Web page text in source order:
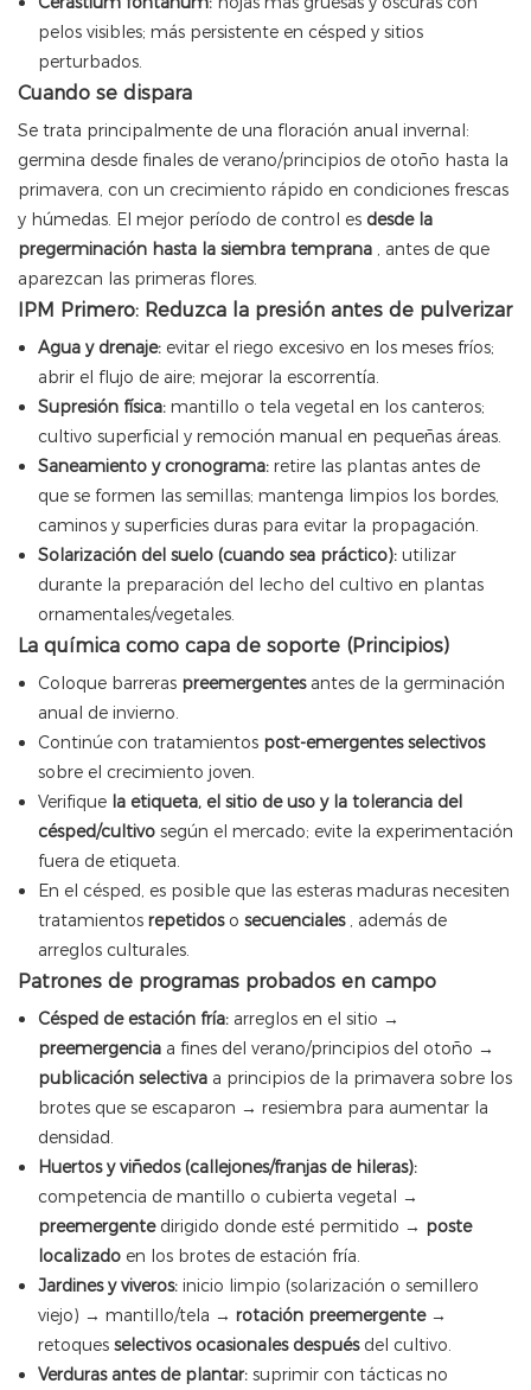
pelos visibles; más persistente en césped y sitios
perturbados.
Cuando se dispara
Se trata principalmente de una floración anual invernal:
germina desde finales de verano/principios de otoño hasta la
primavera, con un crecimiento rápido en condiciones frescas
y húmedas. El mejor período de control es desde la
pregerminación hasta la siembra temprana , antes de que
aparezcan las primeras flores.
IPM Primero: Reduzca la presión antes de pulverizar
Agua y drenaje:evitar el riego excesivo en los meses fríos;
abrir el flujo de aire; mejorar la escorrentía.
Supresión física:mantillo o tela vegetal en los canteros;
cultivo superficial y remoción manual en pequeñas áreas.
Saneamiento y cronograma:retire las plantas antes de
que se formen las semillas; mantenga limpios los bordes,
caminos y superficies duras para evitar la propagación.
Solarización del suelo (cuando sea práctico):utilizar
durante la preparación del lecho del cultivo en plantas
ornamentales/vegetales.
La química como capa de soporte (Principios)
Coloque barreras preemergentesantes de la germinación
anual de invierno.
Continúe con tratamientos post-emergentes selectivos
sobre el crecimiento joven.
Verifique la etiqueta, el sitio de uso y la tolerancia del
césped/cultivosegún el mercado; evite la experimentación
fuera de etiqueta.
En el césped, es posible que las esteras maduras necesiten
tratamientos repetidoso secuenciales, además de
arreglos culturales.
Patrones de programas probados en campo
Césped de estación fría:arreglos en el sitio →
preemergenciaa fines del verano/principios del otoño →
publicación selectivaa principios de la primavera sobre los
brotes que se escaparon → resiembra para aumentar la
densidad.
Huertos y viñedos (callejones/franjas de hileras):
competencia de mantillo o cubierta vegetal →
preemergentedirigido donde esté permitido → poste
localizadoen los brotes de estación fría.
Jardines y viveros:inicio limpio (solarización o semillero
viejo) → mantillo/tela → rotación preemergente→
retoques selectivos ocasionales despuésdel cultivo.
Verduras antes de plantar:suprimir con tácticas no